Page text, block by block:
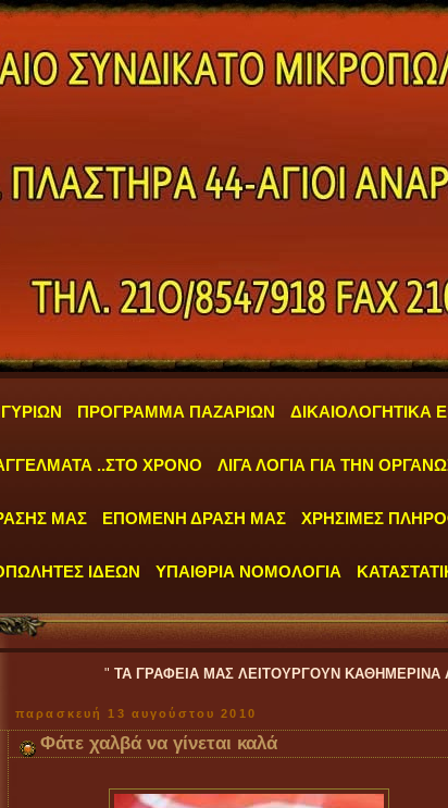
ΠΡΟΓΡΑΜΜΑ ΠΑΖΑΡΙΩΝ ΔΙΚΑΙΟΛΟΓΗΤΙΚΑ
..ΣΤΟ ΧΡΟΝΟ ΛΙΓΑ ΛΟΓΙΑ ΓΙΑ ΤΗΝ
ΜΑΣ ΕΠΟΜΕΝΗ ΔΡΑΣΗ ΜΑΣ ΧΡΗΣΙΜΕΣ
ΙΔΕΩΝ ΥΠΑΙΘΡΙΑ ΝΟΜΟΛΟΓΙΑ
ΤΑ ΓΡΑΦΕΙΑ ΜΑΣ ΛΕΙΤΟΥΡΓΟΥΝ ΚΑΘΗΜΕΡΙΝΑ ΑΠΟ
παρασκευή 13 αυγούστου 2010
Φάτε χαλβά να γίνεται καλά